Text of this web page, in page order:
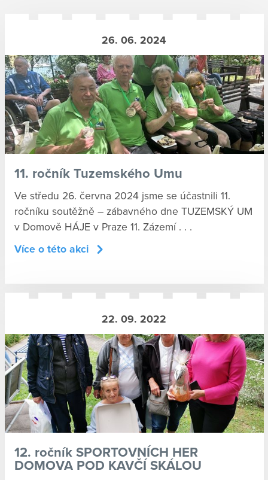
26. 06. 2024
11. ročník Tuzemského Umu
Ve středu 26. června 2024 jsme se účastnili 11.
ročníku soutěžně – zábavného dne TUZEMSKÝ UM
v Domově HÁJE v Praze 11. Zázemí . . .
Více o této akci
22. 09. 2022
12. ročník SPORTOVNÍCH HER
DOMOVA POD KAVČÍ SKÁLOU